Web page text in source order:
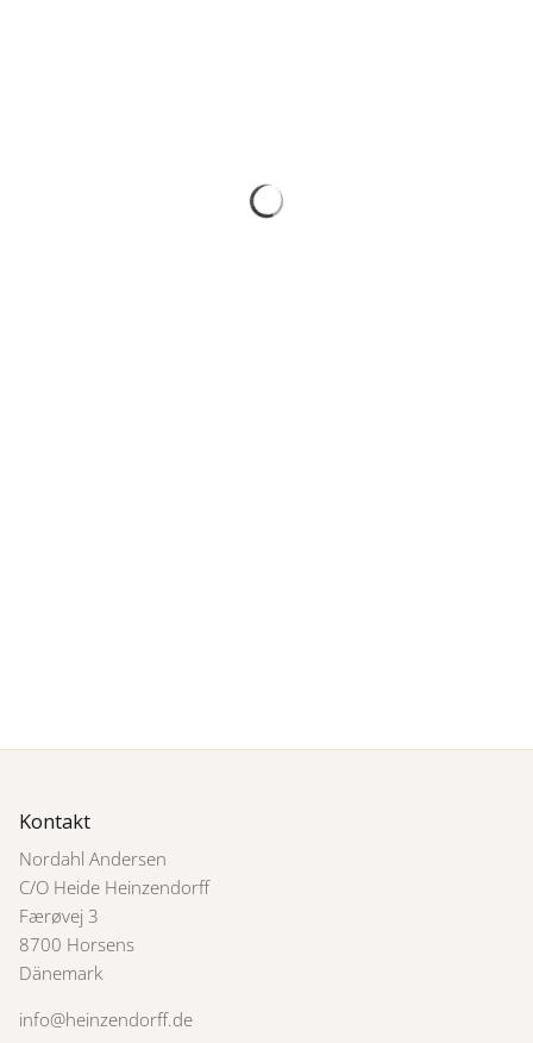
Kontakt
Nordahl Andersen
C/O Heide Heinzendorff
Færøvej 3
8700 Horsens
Dänemark
info@heinzendorff.de